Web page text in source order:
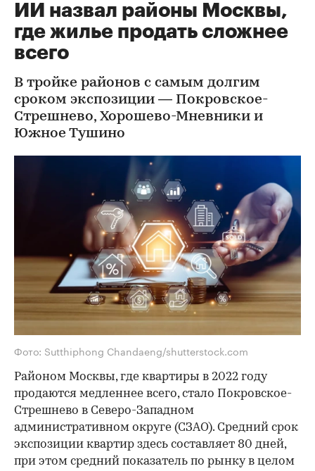
ИИ назвал районы Москвы,
где жилье продать сложнее
всего
В тройке районов с самым долгим
сроком экспозиции — Покровское-
Стрешнево, Хорошево-Мневники и
Южное Тушино
Фото: Sutthiphong Chandaeng/shutterstock.com
Районом Москвы, где квартиры в 2022 году
продаются медленнее всего, стало Покровское-
Стрешнево в Северо-Западном
административном округе (СЗАО). Средний срок
экспозиции квартир здесь составляет 80 дней,
при этом средний показатель по рынку в целом